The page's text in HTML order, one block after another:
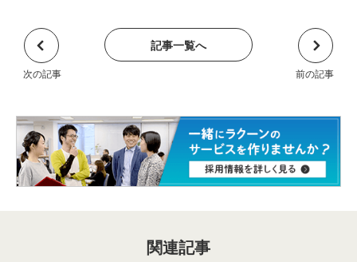
記事一覧へ
関連記事